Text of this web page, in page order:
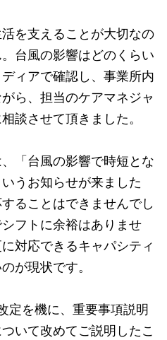
を支えることが大切なの
台風の影響はどのくらい
ィアで確認し、事業所内
ら、担当のケアマネジャ
談させて頂きました。
「台風の影響で時短とな
うお知らせが来ました
ることはできませんでし
フトに余裕はありませ
対応できるキャパシティ
が現状です。
定を機に、重要事項説明
いて改めてご説明したこ